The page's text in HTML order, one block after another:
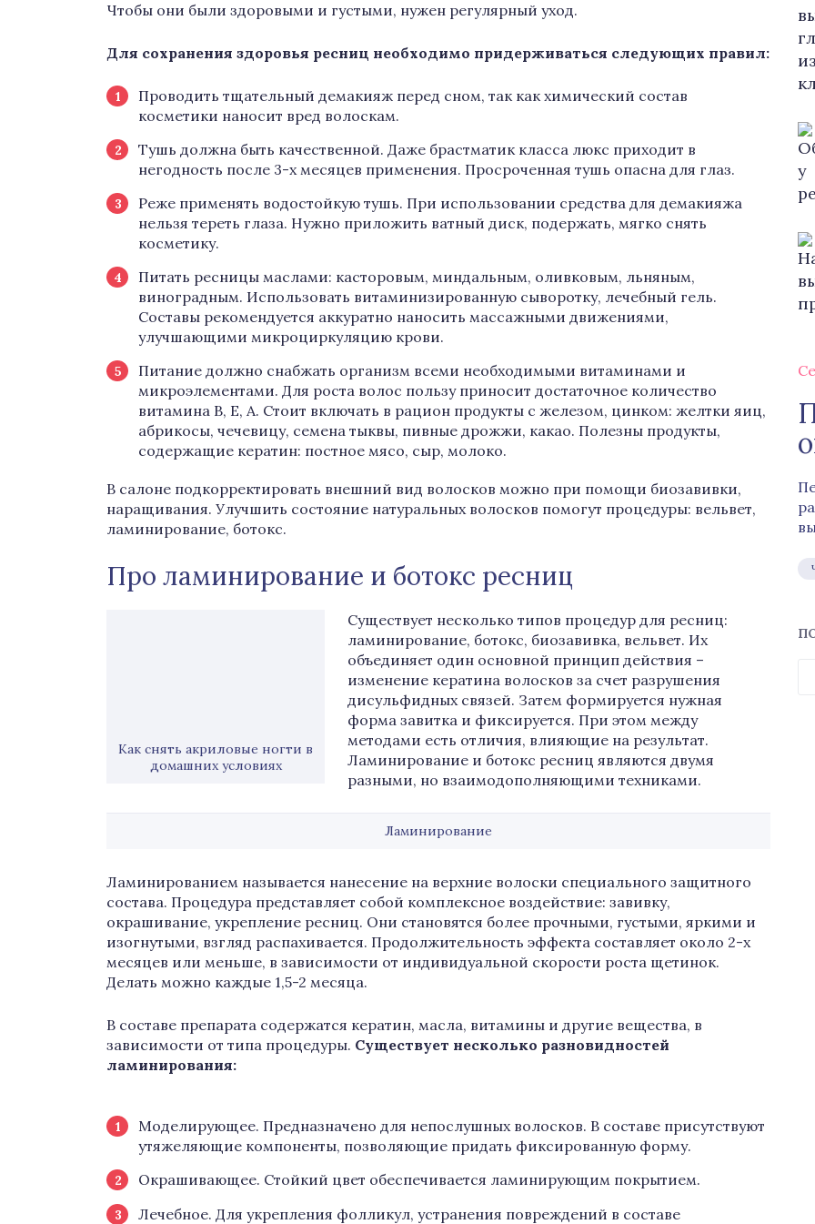
Чтобы они были здоровыми и густыми, нужен регулярный уход.
Для сохранения здоровья ресниц необходимо придерживаться следующих правил:
Проводить тщательный демакияж перед сном, так как химический состав
косметики наносит вред волоскам.
Тушь должна быть качественной. Даже брастматик класса люкс приходит в
негодность после 3-х месяцев применения. Просроченная тушь опасна для глаз.
Реже применять водостойкую тушь. При использовании средства для демакияжа
нельзя тереть глаза. Нужно приложить ватный диск, подержать, мягко снять
косметику.
Питать ресницы маслами: касторовым, миндальным, оливковым, льняным,
виноградным. Использовать витаминизированную сыворотку, лечебный гель.
Составы рекомендуется аккуратно наносить массажными движениями,
улучшающими микроциркуляцию крови.
Питание должно снабжать организм всеми необходимыми витаминами и
микроэлементами. Для роста волос пользу приносит достаточное количество
витамина B, E, A. Стоит включать в рацион продукты с железом, цинком: желтки яиц,
абрикосы, чечевицу, семена тыквы, пивные дрожжи, какао. Полезны продукты,
содержащие кератин: постное мясо, сыр, молоко.
В салоне подкорректировать внешний вид волосков можно при помощи биозавивки,
наращивания. Улучшить состояние натуральных волосков помогут процедуры: вельвет,
ламинирование, ботокс.
Про ламинирование и ботокс ресниц
Как снять акриловые ногти в
домашних условиях
Существует несколько типов процедур для ресниц:
ламинирование, ботокс, биозавивка, вельвет. Их
объединяет один основной принцип действия –
изменение кератина волосков за счет разрушения
дисульфидных связей. Затем формируется нужная
форма завитка и фиксируется. При этом между
методами есть отличия, влияющие на результат.
Ламинирование и ботокс ресниц являются двумя
разными, но взаимодополняющими техниками.
Ламинирование
Ламинированием называется нанесение на верхние волоски специального защитного
состава. Процедура представляет собой комплексное воздействие: завивку,
окрашивание, укрепление ресниц. Они становятся более прочными, густыми, яркими и
изогнутыми, взгляд распахивается. Продолжительность эффекта составляет около 2-х
месяцев или меньше, в зависимости от индивидуальной скорости роста щетинок.
Делать можно каждые 1,5-2 месяца.
В составе препарата содержатся кератин, масла, витамины и другие вещества, в
зависимости от типа процедуры. Существует несколько разновидностей
ламинирования:
Моделирующее. Предназначено для непослушных волосков. В составе присутствуют
утяжеляющие компоненты, позволяющие придать фиксированную форму.
Окрашивающее. Стойкий цвет обеспечивается ламинирующим покрытием.
Лечебное. Для укрепления фолликул, устранения повреждений в составе